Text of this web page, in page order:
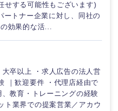
してください
してください
してください
択してください
ください
せする可能性もございます)
ートナー企業に対し、同社の
効果的な活...
卒以上 ・求人広告の法人営
｜歓迎要件 ・代理店経由で
教育・トレーニングの経験
ト業界での提案営業／アカウ